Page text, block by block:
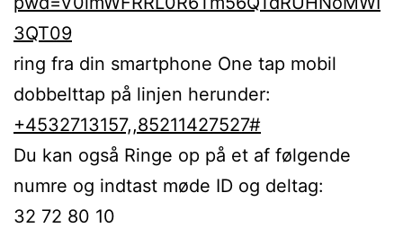
3QT09
ring fra din smartphone One tap mobil
dobbelttap på linjen herunder:
+4532713157,,85211427527#
Du kan også Ringe op på et af følgende
numre og indtast møde ID og deltag:
32 72 80 10